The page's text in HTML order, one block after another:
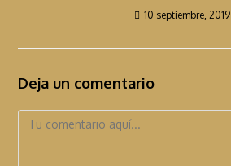
10 septiembre, 2019
Deja un comentario